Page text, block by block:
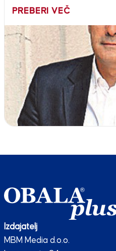
PREBERI VEČ
Izdajatelj
MBM Media d.o.o.